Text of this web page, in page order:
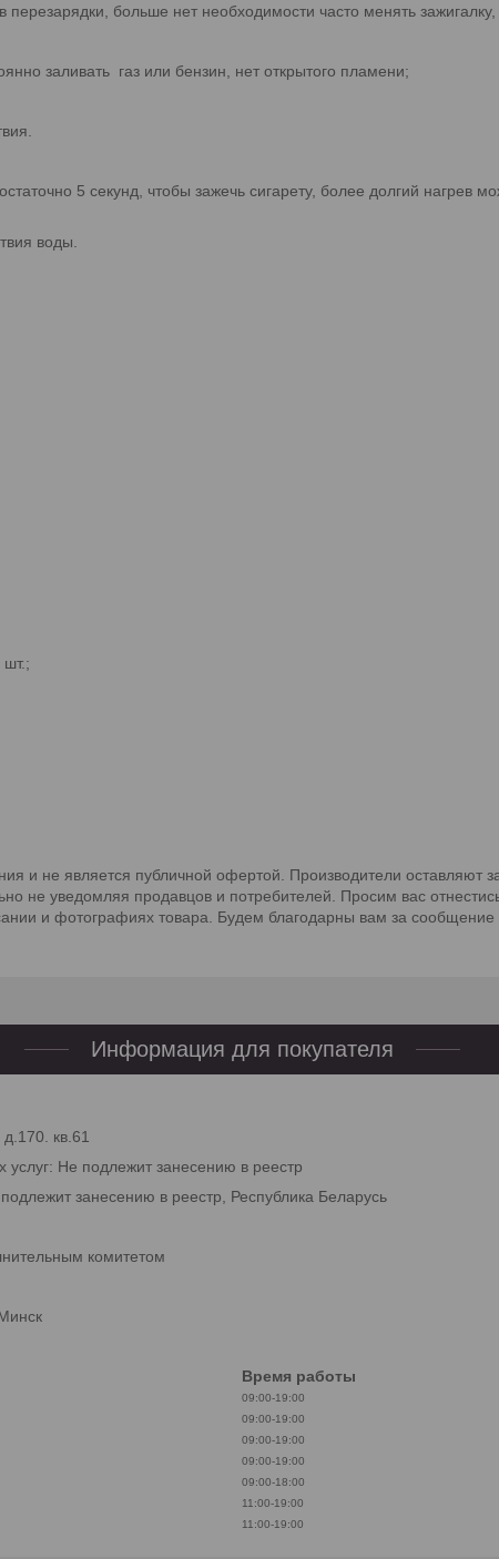
больше нет необходимости часто менять зажигалку,
заливать газ или бензин, нет открытого пламени;
5 секунд, чтобы зажечь сигарету, более долгий нагрев
воды.
шт.;
и не является публичной офертой. Производители оставляют
не уведомляя продавцов и потребителей. Просим вас
и фотографиях товара. Будем благодарны вам за
Информация для покупателя
кв.61
услуг: Не подлежит занесению в реестр
занесению в реестр, Республика Беларусь
комитетом
Время работы
09:00-19:00
09:00-19:00
09:00-19:00
09:00-19:00
09:00-18:00
11:00-19:00
11:00-19:00